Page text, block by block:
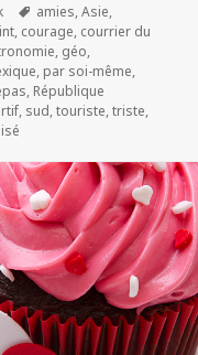
Tags
amies,Asie,
, courage, courrier du
, géo,
, par soi-même,
, République
, sud,touriste,triste,